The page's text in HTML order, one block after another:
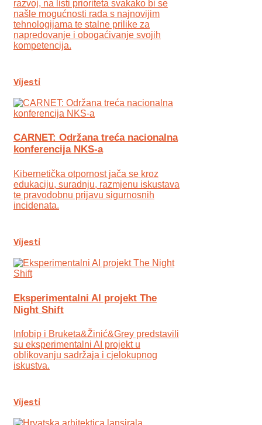
razvoj, na listi prioriteta svakako bi se
našle mogućnosti rada s najnovijim
tehnologijama te stalne prilike za
napredovanje i obogaćivanje svojih
kompetencija.
Vijesti
CARNET: Održana treća nacionalna
konferencija NKS-a
Kibernetička otpornost jača se kroz
edukaciju, suradnju, razmjenu iskustava
te pravodobnu prijavu sigurnosnih
incidenata.
Vijesti
Eksperimentalni AI projekt The
Night Shift
Infobip i Bruketa&Žinić&Grey predstavili
su eksperimentalni AI projekt u
oblikovanju sadržaja i cjelokupnog
iskustva.
Vijesti